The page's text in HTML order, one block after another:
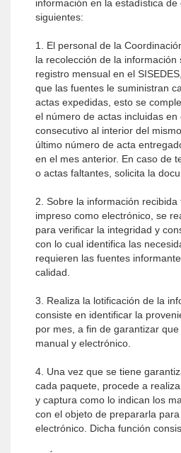
información en la estadística de
siguientes:
1. El personal de la
la recolección de la información
registro mensual en el
que las fuentes le suministran
actas expedidas, esto se
el número de actas incluidas en
consecutivo al interior del
último número de acta
en el mes anterior. En caso de
o actas faltantes, solicita la
2. Sobre la información
impreso como electrónico, se
para verificar la integridad y
con lo cual identifica las
requieren las fuentes
calidad.
3. Realiza la lotificación de la
consiste en identificar la
por mes, a fin de garantizar
manual y electrónico.
4. Una vez que se tiene
cada paquete, procede a
y captura como lo indican los
con el objeto de prepararla
electrónico. Dicha función